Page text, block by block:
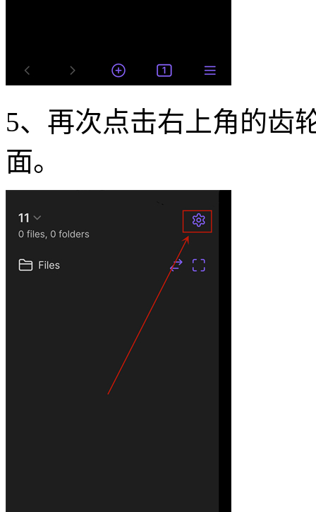
5、再次点击右上角的齿
面。